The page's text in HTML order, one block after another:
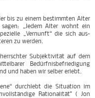
bis zu einem bestimmten Alter
„Jedem Alter wohnt ein
„Vernunft“ die sich aus-
zu werden.
Subjektivität auf dem
Bedürfnisbefriedigung
und haben wir selber erlebt.
durchlebt die Situation im
Rationalität" ( Jon